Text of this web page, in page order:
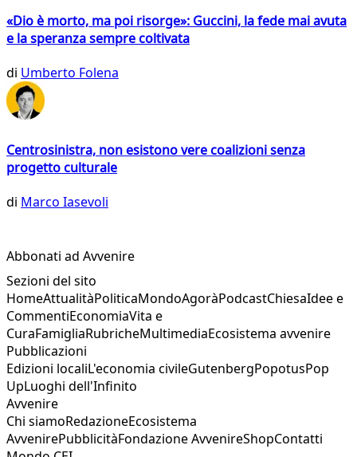
«Dio è morto, ma poi risorge»: Guccini, la fede mai avuta
e la speranza sempre coltivata
di Umberto Folena
Centrosinistra, non esistono vere coalizioni senza
progetto culturale
di Marco Iasevoli
Abbonati ad Avvenire
Sezioni del sito
HomeAttualitàPoliticaMondoAgoràPodcastChiesaIdee e
CommentiEconomiaVita e
CuraFamigliaRubricheMultimediaEcosistema avvenire
Pubblicazioni
Edizioni localiL'economia civileGutenbergPopotusPop
UpLuoghi dell'Infinito
Avvenire
Chi siamoRedazioneEcosistema
AvvenirePubblicitàFondazione AvvenireShopContatti